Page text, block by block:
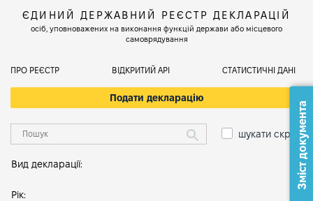
ЄДИНИЙ ДЕРЖАВНИЙ РЕЄСТР ДЕКЛАРАЦІЙ
осіб, уповноважених на виконання функцій держави або місцевого
самоврядування
ПРО РЕЄСТР ВІДКРИТИЙ АРІ СТАТИСТИЧНІ ДАНІ
Подати декларацію
шукати скрізь
Вид декларації:
Рік:
Зміст документа